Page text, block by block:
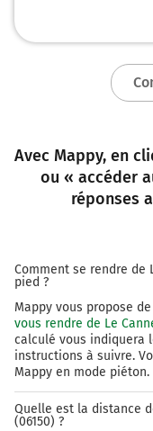
Avec Mappy, en
ou « accéder
réponses
Comment se rendre de
pied ?
Mappy vous propose
vous rendre de Le
calculé vous indiquera
instructions à suivre.
Mappy en mode piéton.
Quelle est la distance
(06150) ?